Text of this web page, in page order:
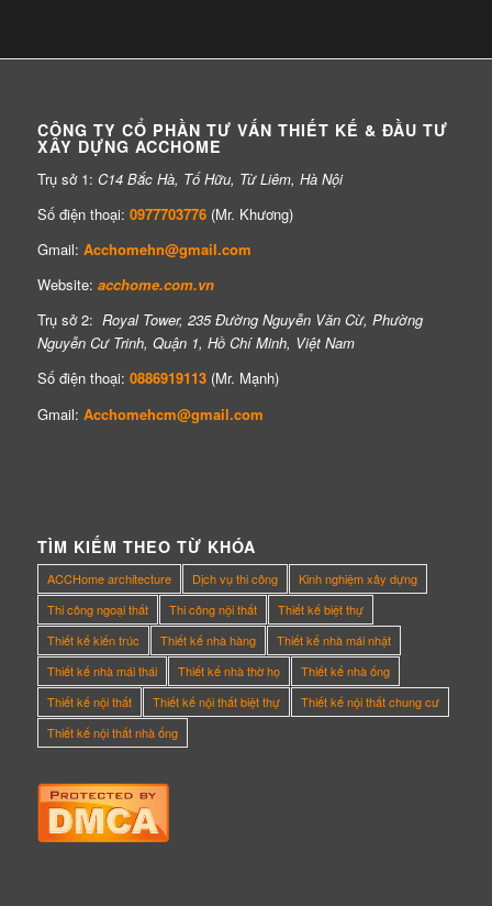
CÔNG TY CỔ PHẦN TƯ VẤN THIẾT KẾ & ĐẦU TƯ
XÂY DỰNG ACCHOME
Trụ sở 1: C14 Bắc Hà, Tố Hữu, Từ Liêm, Hà Nội
Số điện thoại: 0977703776(Mr. Khương)
Gmail: Acchomehn@gmail.com
Website: acchome.com.vn
Trụ sở 2: Royal Tower, 235 Đường Nguyễn Văn Cừ, Phường
Nguyễn Cư Trinh, Quận 1, Hồ Chí Minh, Việt Nam
Số điện thoại: 0886919113(Mr. Mạnh)
Gmail: Acchomehcm@gmail.com
TÌM KIẾM THEO TỪ KHÓA
ACCHome architecture Dịch vụ thi công
Kinh nghiệm xây dựng
Thi công ngoại thất
Thi công nội thất
Thiết kế biệt thự
Thiết kế kiến trúc
Thiết kế nhà hàng
Thiết kế nhà mái nhật
Thiết kế nhà mái thái
Thiết kế nhà thờ họ
Thiết kế nhà ống
Thiết kế nội thất
Thiết kế nội thất biệt thự
Thiết kế nội thất chung cư
Thiết kế nội thất nhà ống